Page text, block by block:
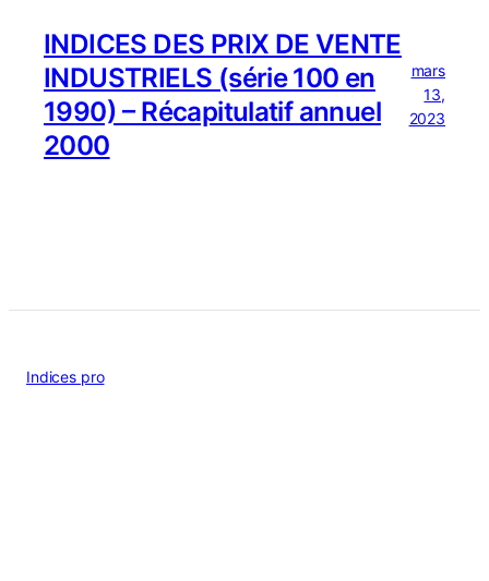
INDICES DES PRIX DE VENTE
INDUSTRIELS (série 100 en
1990) – Récapitulatif annuel
2000
mars
13,
2023
Indices pro